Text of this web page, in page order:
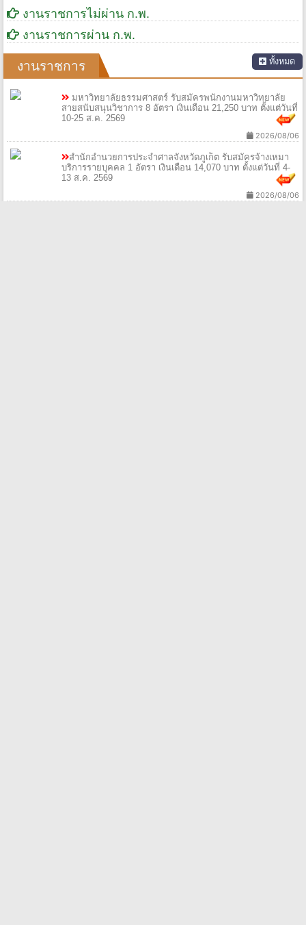
งานราชการไม่ผ่าน ก.พ.
งานราชการผ่าน ก.พ.
งานราชการ ทั้งหมด
มหาวิทยาลัยธรรมศาสตร์ รับสมัครพนักงานมหาวิทยาลัย
สายสนับสนุนวิชาการ 8 อัตรา เงินเดือน 21,250 บาท ตั้งแต่วันที่
10-25 ส.ค. 2569
2026/08/06
สำนักอำนวยการประจำศาลจังหวัดภูเก็ต รับสมัครจ้างเหมา
บริการรายบุคคล 1 อัตรา เงินเดือน 14,070 บาท ตั้งแต่วันที่ 4-
13 ส.ค. 2569
2026/08/06